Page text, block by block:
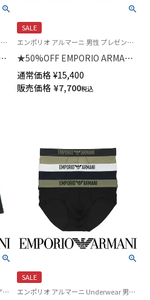
エンポリオ アルマーニ 男性 プレゼント 紳士 ラウンジウェア
SALE
エンポリオ アルマーニ 男性 プレゼント 無料ラッピング ギフト 紳士 ラウンジウェア
★50%OFF EMPORIO ARMANI
半袖シャツ WAFFLE JERSEY
SHIRT ヘンリーネック EUサイ
ズ メンズ 54007923
通常価格 ¥15,400
販売価格 ¥7,700税込
エンポリオ アルマーニ Underwear アンダーウェア 紳士 下着
SALE
エンポリオ アルマーニ Underwear 男性 アンダーウェア 紳士 下着